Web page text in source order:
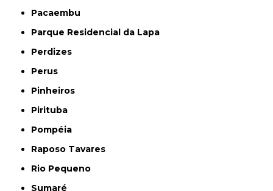
Pacaembu
Parque Residencial da Lapa
Perdizes
Perus
Pinheiros
Pirituba
Pompéia
Raposo Tavares
Rio Pequeno
Sumaré